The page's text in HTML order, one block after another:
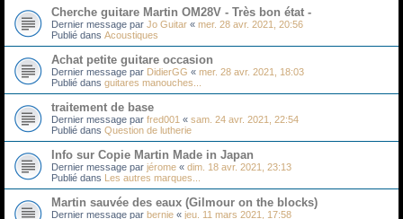
Cherche guitare Martin OM28V - Très bon état -
Dernier message par Jo Guitar « mer. 28 avr. 2021, 20:56
Publié dans Acoustiques
Achat petite guitare occasion
Dernier message par DidierGG « mer. 28 avr. 2021, 18:03
Publié dans guitares manouches...
traitement de base
Dernier message par fred001 « sam. 24 avr. 2021, 22:54
Publié dans Question de lutherie
Info sur Copie Martin Made in Japan
Dernier message par jérome « dim. 18 avr. 2021, 23:13
Publié dans Les autres marques...
Martin sauvée des eaux (Gilmour on the blocks)
Dernier message par bernie « jeu. 11 mars 2021, 17:58